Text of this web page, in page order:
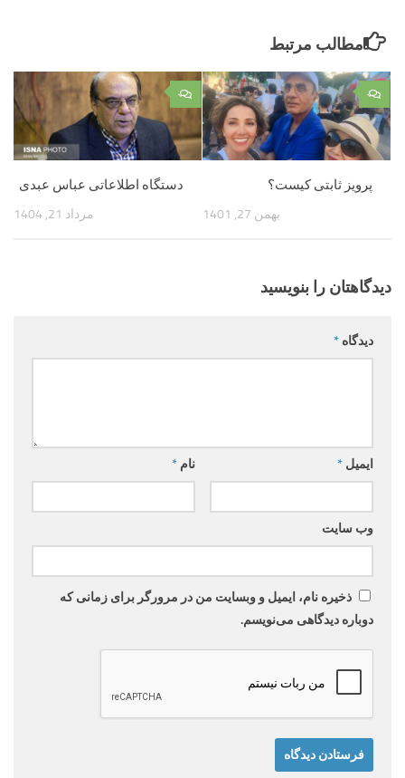
مطالب مرتبط
۰
دستگاه اطلاعاتی عباس عبدی
مرداد 21, 1404
۰
پرویز ثابتی کیست؟
بهمن 27, 1401
دیدگاهتان را بنویسید
دیدگاه *
نام * ایمیل *
وب‌ سایت
ذخیره نام، ایمیل و وبسایت من در مرورگر برای زمانی که
دوباره دیدگاهی می‌نویسم.